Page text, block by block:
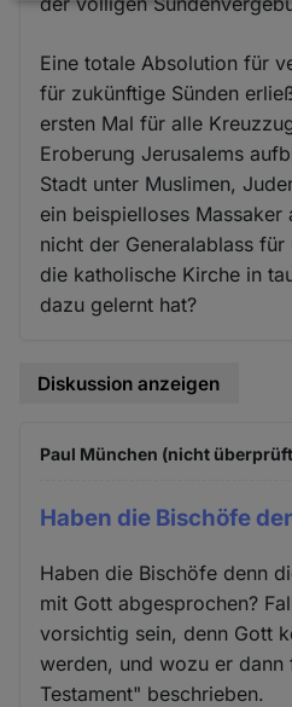
Eine totale Absolution für
für zukünftige Sünden
ersten Mal für alle
Eroberung Jerusalems
Stadt unter Muslimen,
ein beispielloses Massaker
nicht der Generalablass
die katholische Kirche in
dazu gelernt hat?
Diskussion anzeigen
Paul München (nicht
Haben die Bischöfe
Haben die Bischöfe denn
mit Gott abgesprochen?
vorsichtig sein, denn Gott
werden, und wozu er
Testament" beschrieben.
Cookies